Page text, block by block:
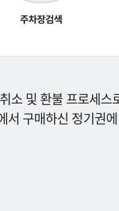
소 및 환불 프로세
서 구매하신 정기권